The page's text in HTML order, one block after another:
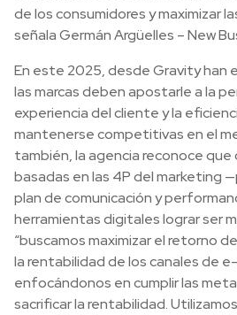
de los consumidores y maximizar
señala Germán Argüelles – New
En este 2025, desde Gravity han
las marcas deben apostarle a la
experiencia del cliente y la
mantenerse competitivas en el
también, la agencia reconoce
basadas en las 4P del marketing
plan de comunicación y
herramientas digitales lograr ser
“buscamos maximizar el retorno
la rentabilidad de los canales de
enfocándonos en cumplir las
sacrificar la rentabilidad.